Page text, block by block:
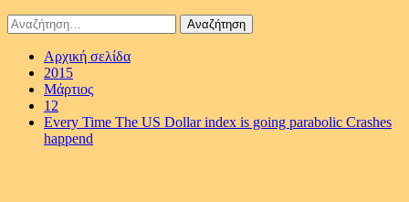
Αναζήτηση
για:
Αρχική σελίδα
2015
Μάρτιος
12
Every Time The US Dollar index is going parabolic Crashes
happend